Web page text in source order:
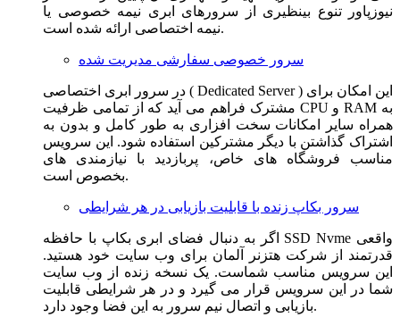
نیوزپاور تنوع بینظیری از سرورهای ابری نیمه خصوصی یا
نیمه اختصاصی ارائه شده است.
سرور خصوصی سفارشی مدیریت شده
در سرور ابری اختصاصی ( Dedicated Server ) این امکان برای
مشترک فراهم می آید که از تمامی ظرفیت CPU و RAM به
همراه سایر امکانات سخت افزاری به طور کامل و بدون به
اشتراک گذاشتن با دیگر مشترکین استفاده شود. این سرویس
مناسب فروشگاه های خاص، پربازدید با نیازمندی های
بخصوص است.
سرور بکاپ زنده با قابلیت بازیابی در هر شرایطی
اگر به دنبال فضای ابری بکاپ با حافظه SSD Nvme واقعی
قدرتمند از شرکت هتزنر آلمان برای وب سایت خود هستید.
این سرویس مناسب شماست. یک نسخه زنده از وب سایت
شما در این سرویس قرار می گیرد و در هر شرایطی قابلیت
بازیابی و اتصال نیم سرور به این فضا وجود دارد.